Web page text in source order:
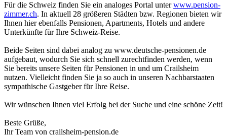
Für die Schweiz finden Sie ein analoges Portal unterwww.pension-
zimmer.ch. In aktuell 28 größeren Städten bzw. Regionen bieten wir
Ihnen hier ebenfalls Pensionen, Apartments, Hotels und andere
Unterkünfte für Ihre Schweiz-Reise.
Beide Seiten sind dabei analog zu www.deutsche-pensionen.de
aufgebaut, wodurch Sie sich schnell zurechtfinden werden, wenn
Sie bereits unsere Seiten für Pensionen in und um Crailsheim
nutzen. Vielleicht finden Sie ja so auch in unseren Nachbarstaaten
sympathische Gastgeber für Ihre Reise.
Wir wünschen Ihnen viel Erfolg bei der Suche und eine schöne Zeit!
Beste Grüße,
Ihr Team von crailsheim-pension.de